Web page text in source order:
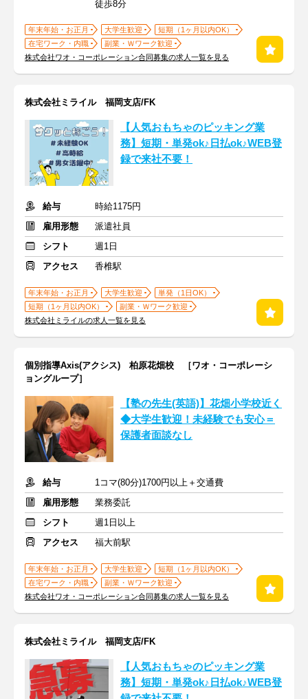
徒歩8分
年末年始・お正月 大学生歓迎
短期（1ヶ月以内OK）
在宅ワーク・内職
副業・Ｗワーク歓迎
株式会社ワオ・コーポレーション合同募集の求人一覧を見る
株式会社ミライル 福岡支店/FK
【人気おもちゃのピッキング業
務】短期・単発ok♪日払ok♪WEB登
録で来社不要！
給与
時給1175円
雇用形態
派遣社員
シフト
週1日
アクセス
香椎駅
年末年始・お正月 大学生歓迎
単発（1日OK）
短期（1ヶ月以内OK）
副業・Ｗワーク歓迎
株式会社ミライルの求人一覧を見る
個別指導Axis(アクシス) 柏原花畑校 ［ワオ・コーポレーシ
ョングループ］
【塾の先生(英語)】花畑小学校近く
◆大学生歓迎！未経験でも安心＝
保護者面談なし
給与
1コマ(80分)1700円以上＋交通費
雇用形態
業務委託
シフト
週1日以上
アクセス
福大前駅
年末年始・お正月 大学生歓迎
短期（1ヶ月以内OK）
在宅ワーク・内職
副業・Ｗワーク歓迎
株式会社ワオ・コーポレーション合同募集の求人一覧を見る
株式会社ミライル 福岡支店/FK
【人気おもちゃのピッキング業
務】短期・単発ok♪日払ok♪WEB登